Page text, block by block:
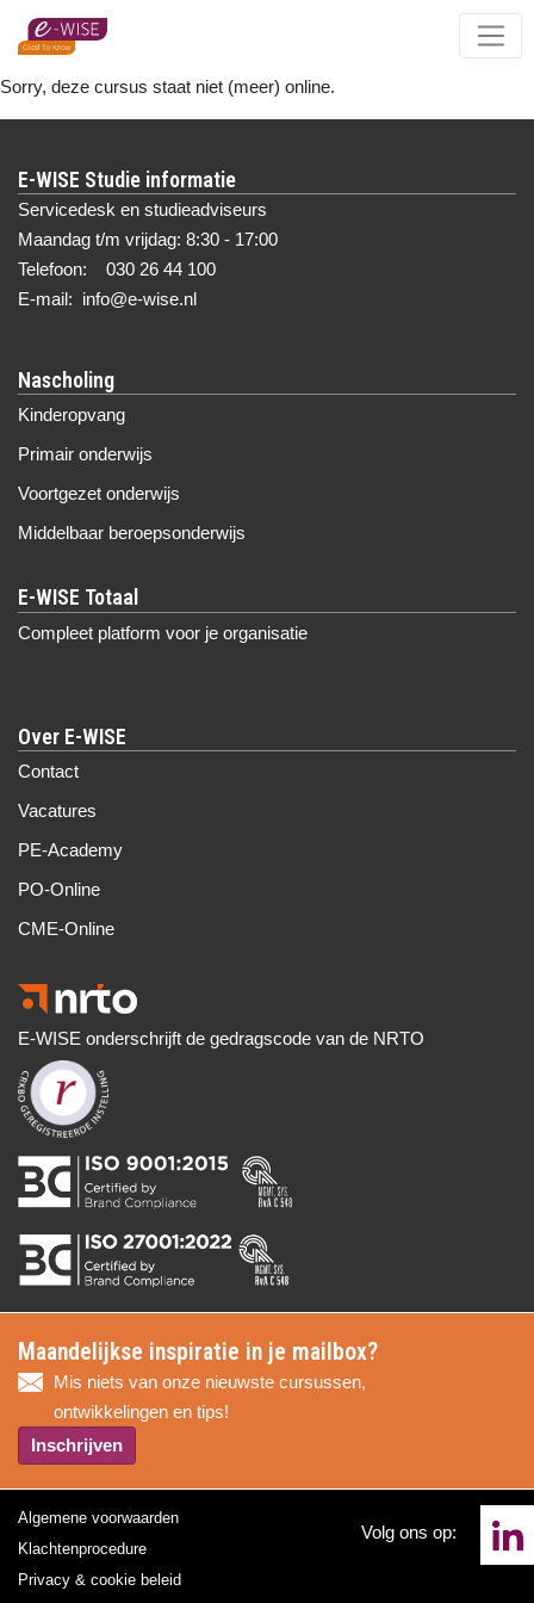
Skip
Sorry, deze cursus staat niet (meer) online.
E-WISE Studie informatie
Servicedesk en studieadviseurs
Maandag t/m vrijdag: 8:30 - 17:00
Telefoon: 030 26 44 100
E-mail: info@e-wise.nl
Nascholing
Kinderopvang
Primair onderwijs
Voortgezet onderwijs
Middelbaar beroepsonderwijs
Compleet platform voor je organisatie
Over E-WISE
Contact
Vacatures
PE-Academy
PO-Online
CME-Online
E-WISE onderschrijft de gedragscode van de NRTO
Maandelijkse inspiratie in je mailbox?
Mis niets van onze nieuwste cursussen,
ontwikkelingen en tips!
Inschrijven
Algemene voorwaarden
Klachtenprocedure
Privacy & cookie beleid
Volg ons op: